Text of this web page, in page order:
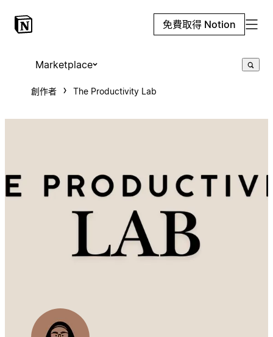
免費取得 Notion
Marketplace
創作者 The Productivity Lab